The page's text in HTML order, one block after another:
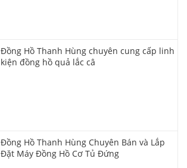
Đồng Hồ Thanh Hùng chuyên cung cấp linh
kiện đồng hồ quả lắc câ
Đồng Hồ Thanh Hùng Chuyên Bán và Lắp
Đặt Máy Đồng Hồ Cơ Tủ Đứng